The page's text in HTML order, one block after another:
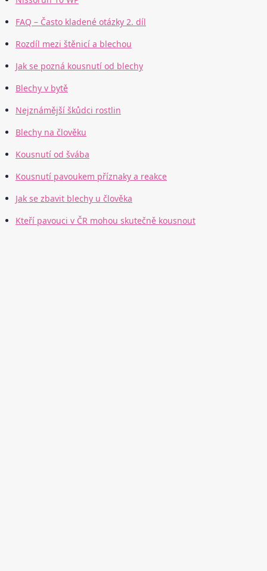
FAQ – Často kladené otázky 2. díl
Rozdíl mezi štěnicí a blechou
Jak se pozná kousnutí od blechy
Blechy v bytě
Nejznámější škůdci rostlin
Blechy na člověku
Kousnutí od švába
Kousnutí pavoukem příznaky a reakce
Jak se zbavit blechy u člověka
Kteří pavouci v ČR mohou skutečně kousnout